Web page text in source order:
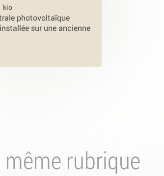
kio
photovoltaïque
sur une ancienne
même rubrique